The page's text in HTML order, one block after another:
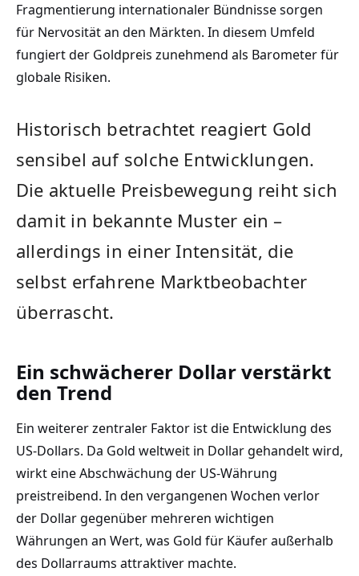
Fragmentierung internationaler Bündnisse sorgen
für Nervosität an den Märkten. In diesem Umfeld
fungiert der Goldpreis zunehmend als Barometer für
globale Risiken.
Historisch betrachtet reagiert Gold
sensibel auf solche Entwicklungen.
Die aktuelle Preisbewegung reiht sich
damit in bekannte Muster ein –
allerdings in einer Intensität, die
selbst erfahrene Marktbeobachter
überrascht.
Ein schwächerer Dollar verstärkt
den Trend
Ein weiterer zentraler Faktor ist die Entwicklung des
US-Dollars. Da Gold weltweit in Dollar gehandelt wird,
wirkt eine Abschwächung der US-Währung
preistreibend. In den vergangenen Wochen verlor
der Dollar gegenüber mehreren wichtigen
Währungen an Wert, was Gold für Käufer außerhalb
des Dollarraums attraktiver machte.